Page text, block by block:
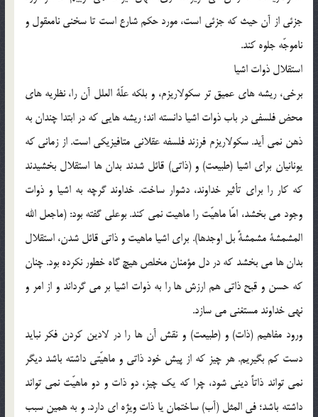
جزئي از آن حيث كه جزئي است، مورد حكم شارع است تا سخني نامعقول و
ناموجّه جلوه كند.
استقلال ذوات اشيا
برخي، ريشه هاي عميق تر سكولاريزم، و بلكه علّة العلل آن را، نظريه هاي
محض فلسفي در باب ذوات اشيا دانسته اند؛ ريشه هايي كه در ابتدا چندان به
ذهن نمي آيد. سكولاريزم فرزند فلسفه عقلاني متافيزيكي است. از زماني كه
يونانيان براي اشيا (طبيعت) و (ذاتي) قائل شدند بدان ها استقلال بخشيدند
كه كار را براي تأثير خداوند، دشوار ساخت. خداوند گرچه به اشيا و ذوات
وجود مي بخشد، امّا ماهيّت را ماهيت نمي كند. بوعلي گفته بود: (ماجعل الله
المشمشة مشمشةً بل اوجدها). براي اشيا ماهيت و ذاتي قائل شدن، استقلال
بدان ها مي بخشد كه در دل مؤمنان مخلص هيچ گاه خطور نكرده بود. چنان
كه حسن و قبح ذاتي هم ارزش ها را به ذوات اشيا بر مي گرداند و از امر و
نهي خداوند مستغني مي سازد.
ورود مفاهيم (ذات) و (طبيعت) و نقش آن ها را در لادين كردن فكر نبايد
دست كم بگيريم. هر چيز كه از پيش خود ذاتي و ماهيّتي داشته باشد ديگر
نمي تواند ذاتاً ديني شود، چرا كه يك چيز، دو ذات و دو ماهيّت نمي تواند
داشته باشد؛ في المثل (آب) ساختمان يا ذات ويژه اي دارد. و به همين سبب